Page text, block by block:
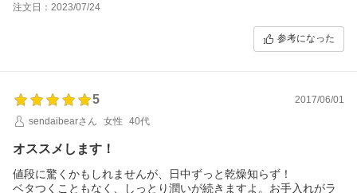
注文日：2023/07/24
参考になった
5
2017/06/01
sendaibearさん
女性 40代
オススメします！
値段に驚くかもしれませんが、日中ずっと乾燥知らず！
ベタつくこともなく、しっとり潤いが続きますよ。お手入れがラ